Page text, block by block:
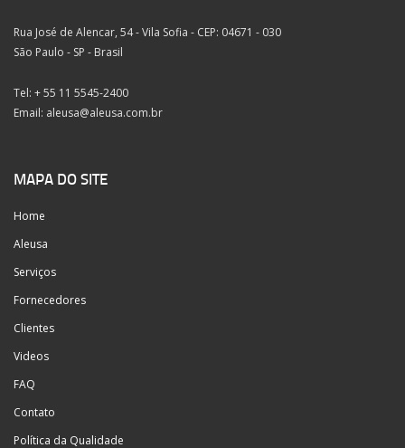
Rua José de Alencar, 54 - Vila Sofia - CEP: 04671 - 030
São Paulo - SP - Brasil
Tel: + 55 11 5545-2400
Email: aleusa@aleusa.com.br
MAPA DO SITE
Home
Aleusa
Serviços
Fornecedores
Clientes
Videos
FAQ
Contato
Política da Qualidade